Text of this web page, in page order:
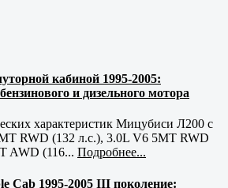
кабиной 1995-2005:
и дизельного мотора
характеристик Мицубиси Л200 с
RWD (132 л.с.), 3.0L V6 5MT RWD
AWD (116... Подробнее...
Cab 1995-2005 III поколение: